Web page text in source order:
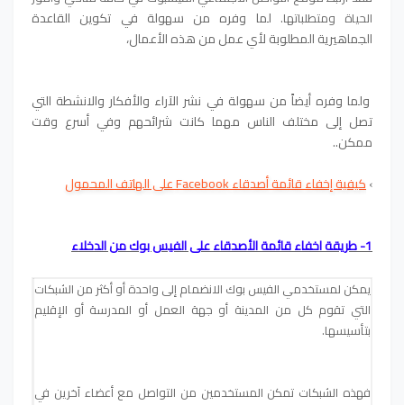
الحياة ومتطلباتها. لما وفره من سهولة في تكوين القاعدة
الجماهيرية المطلوبة لأي عمل من هذه الأعمال،
ولما وفره أيضاً من سهولة في نشر الآراء والأفكار والانشطة التي
تصل إلى مختلف الناس مهما كانت شرائحهم وفي أسرع وقت
ممكن..
›كيفية إخفاء قائمة أصدقاء Facebook على الهاتف المحمول
1- طريقة اخفاء قائمة الأصدقاء على الفيس بوك من الدخلاء
يمكن لمستخدمي الفيس بوك الانضمام إلى واحدة أو أكثر من الشبكات
التي تقوم كل من المدينة أو جهة العمل أو المدرسة أو الإقليم
بتأسيسها.
فهذه الشبكات تمكن المستخدمين من التواصل مع أعضاء آخرين في